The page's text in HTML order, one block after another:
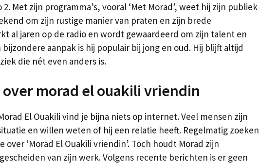
2. Met zijn programma’s, vooral ‘Met Morad’, weet hij zijn publiek
om zijn rustige manier van praten en zijn brede
al jaren op de radio en wordt gewaardeerd om zijn talent en
aanpak is hij populair bij jong en oud. Hij blijft altijd
die nét even anders is.
morad el ouakili vriendin
El Ouakili vind je bijna niets op internet. Veel mensen zijn
en willen weten of hij een relatie heeft. Regelmatig zoeken
‘Morad El Ouakili vriendin’. Toch houdt Morad zijn
van zijn werk. Volgens recente berichten is er geen